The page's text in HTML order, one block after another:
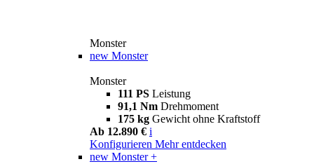
Monster
new Monster
Monster
111 PS Leistung
91,1 Nm Drehmoment
175 kg Gewicht ohne Kraftstoff
Ab 12.890 € i
Konfigurieren Mehr entdecken
new Monster +